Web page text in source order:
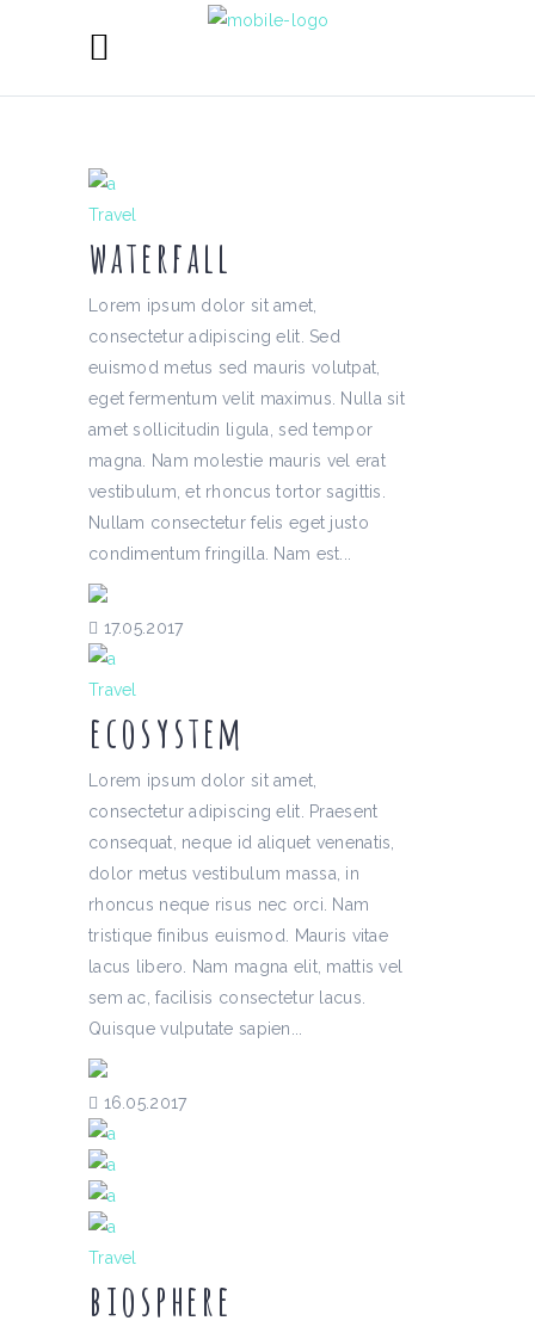
Travel
waterfall
Lorem ipsum dolor sit amet,
consectetur adipiscing elit. Sed
euismod metus sed mauris volutpat,
eget fermentum velit maximus. Nulla sit
amet sollicitudin ligula, sed tempor
magna. Nam molestie mauris vel erat
vestibulum, et rhoncus tortor sagittis.
Nullam consectetur felis eget justo
condimentum fringilla. Nam est...
17.05.2017
Travel
ecosystem
Lorem ipsum dolor sit amet,
consectetur adipiscing elit. Praesent
consequat, neque id aliquet venenatis,
dolor metus vestibulum massa, in
rhoncus neque risus nec orci. Nam
tristique finibus euismod. Mauris vitae
lacus libero. Nam magna elit, mattis vel
sem ac, facilisis consectetur lacus.
Quisque vulputate sapien...
16.05.2017
Travel
biosphere